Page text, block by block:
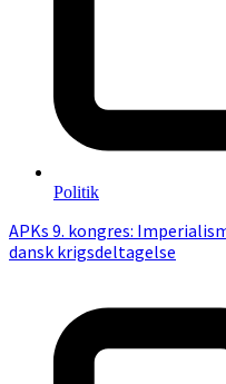
Politik
APKs 9. kongres:
dansk krigsdeltagelse